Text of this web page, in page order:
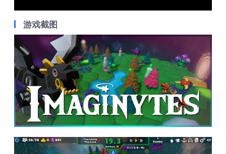
游戏截图